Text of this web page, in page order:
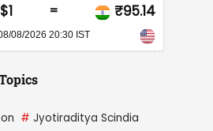
$1 ₹68.20
08/08/2026 20:30 IST
# Jyotiraditya Scindia